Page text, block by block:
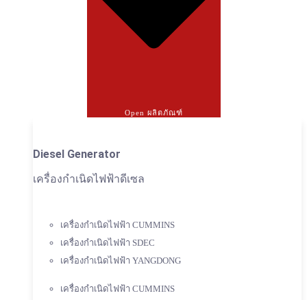
Open ผลิตภัณฑ์
Diesel Generator
เครื่องกำเนิดไฟฟ้าดีเซล
เครื่องกำเนิดไฟฟ้า CUMMINS
เครื่องกำเนิดไฟฟ้า SDEC
เครื่องกำเนิดไฟฟ้า YANGDONG
เครื่องกำเนิดไฟฟ้า CUMMINS